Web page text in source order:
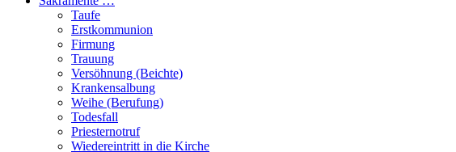
Taufe
Erstkommunion
Firmung
Trauung
Versöhnung (Beichte)
Krankensalbung
Weihe (Berufung)
Todesfall
Priesternotruf
Wiedereintritt in die Kirche